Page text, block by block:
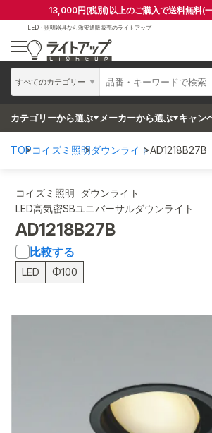
13,000円(税別)以上のご購入で送料無料(
LED・照明器具なら激安通販販売のライトアップ
すべてのカテゴリー
カテゴリーから選ぶ メーカーから選ぶ キャン
TOPコイズミ照明ダウンライトAD1218B27B
コイズミ照明 ダウンライト
LED高気密SBユニバーサルダウンライト
AD1218B27B
比較する
LED Φ100